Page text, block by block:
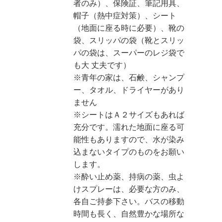
者のみ）、保険証、筆記用具、
帽子（熱中症対策）、シート
（地面に座る時に必要）、靴の
袋、スリッパの袋（靴とスリッ
パの袋は、スーパーのレジ袋で
も大 丈夫です）
※青年の家は、石鹸、シャンプ
ー、タオル、ドライヤーがあり
ません
※シートはＡ２サイズもあれば
充分です。濡れた地面に座る可
能性もありますので、水が染み
込まないタイプのものをお願い
します。
※酔い止め薬、持病の薬、虫よ
けスプレーは、必要な方のみ、
各自ご持参下さい。バスの移動
時間も長く、自然豊かな場所な